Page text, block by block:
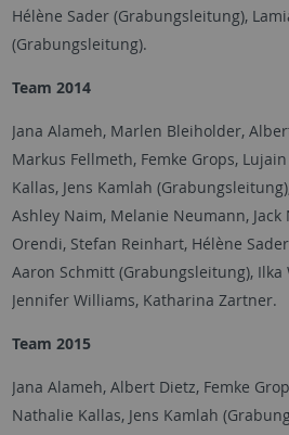
Hélène Sader (Grabungsleitung),
(Grabungsleitung).
Team 2014
Jana Alameh, Marlen Bleiholder,
Markus Fellmeth, Femke Grops,
Kallas, Jens Kamlah
Ashley Naim, Melanie Neumann,
Orendi, Stefan Reinhart, Hélène
Aaron Schmitt (Grabungsleitung), Ilka
Jennifer Williams, Katharina Zartner.
Team 2015
Jana Alameh, Albert Dietz, Femke
Nathalie Kallas, Jens Kamlah